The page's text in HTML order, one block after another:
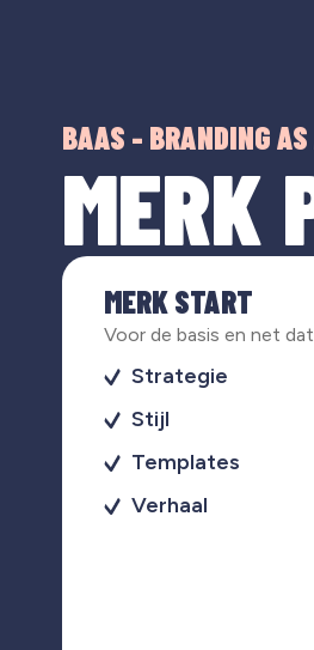
BAAS - BRANDING
MERK
MERK START
Voor de basis en net
Strategie
Stijl
Templates
Verhaal